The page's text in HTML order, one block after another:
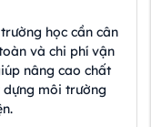
học cần cân
và chi phí vận
nâng cao chất
môi trường